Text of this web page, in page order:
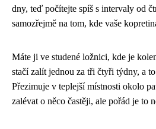
dny, teď počítejte spíš s intervaly od
samozřejmě na tom, kde vaše
Máte ji ve studené ložnici, kde je
stačí zalít jednou za tři čtyři týdny, a
Přezimuje v teplejší místnosti okolo
zalévat o něco častěji, ale pořád je to